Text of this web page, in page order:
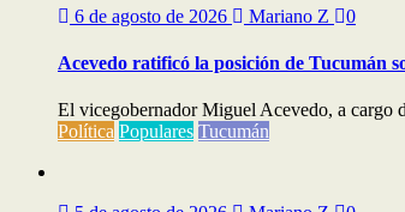
6 de agosto de 2026 Mariano Z 0
Acevedo ratificó la posición de Tucumán
El vicegobernador Miguel Acevedo, a cargo
Política Populares Tucumán